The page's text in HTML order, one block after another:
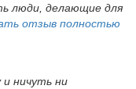
люди, делающие для
отзыв полностью
и ничуть ни